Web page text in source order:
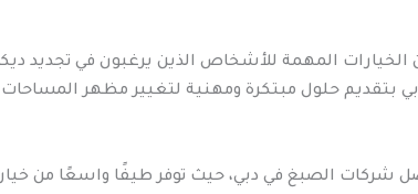
المهمة للأشخاص الذين يرغبون في تجديد
بتقديم حلول مبتكرة ومهنية لتغيير مظهر
شركات الصبغ في دبي، حيث توفر طيفًا واسعًا من